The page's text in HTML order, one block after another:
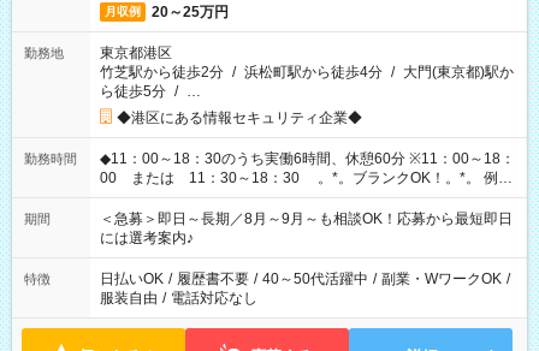
月収例 20～25万円
勤務地
東京都港区
竹芝駅から徒歩2分 / 浜松町駅から徒歩4分 / 大門(東京都)駅か
ら徒歩5分 / …
◆港区にある情報セキュリティ企業◆
勤務時間
◆11：00～18：30のうち実働6時間、休憩60分 ※11：00～18：
00 または 11：30～18：30 。*。ブランクOK！。*。 例え
ば前職が、 在宅/財団法人/事務/コールセンター/受付/販売/カフェ
スタッフ スイーツ販売/ホテルフロント/化粧品販売/など 様々な
業界から入社して活躍されています♪
期間
＜急募＞即日～長期／8月～9月～も相談OK！応募から最短即日
には選考案内♪
特徴 日払いOK / 履歴書不要 / 40～50代活躍中 / 副業・WワークOK /
服装自由 / 電話対応なし